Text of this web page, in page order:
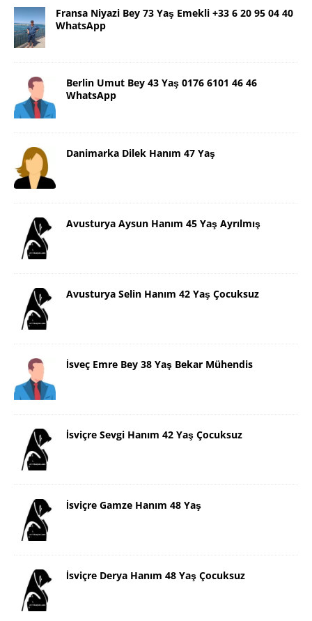
Fransa Niyazi Bey 73 Yaş Emekli +33 6 20 95 04 40
WhatsApp
Berlin Umut Bey 43 Yaş 0176 6101 46 46
WhatsApp
Danimarka Dilek Hanım 47 Yaş
Avusturya Aysun Hanım 45 Yaş Ayrılmış
Avusturya Selin Hanım 42 Yaş Çocuksuz
İsveç Emre Bey 38 Yaş Bekar Mühendis
İsviçre Sevgi Hanım 42 Yaş Çocuksuz
İsviçre Gamze Hanım 48 Yaş
İsviçre Derya Hanım 48 Yaş Çocuksuz